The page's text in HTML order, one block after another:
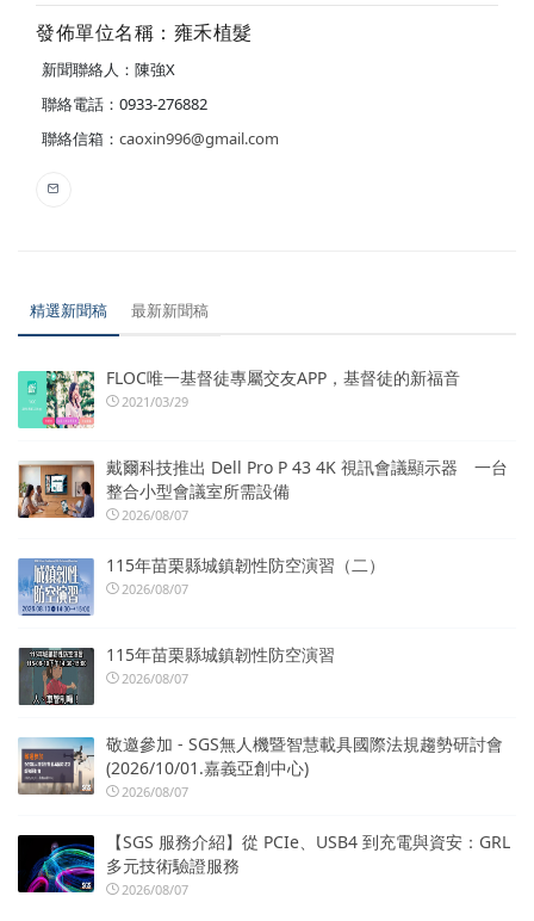
發佈單位名稱：雍禾植髮
新聞聯絡人：陳強X
聯絡電話：0933-276882
聯絡信箱： caoxin996@gmail.com
精選新聞稿 最新新聞稿
FLOC唯一基督徒專屬交友APP，基督徒的新福音
2021/03/29
戴爾科技推出 Dell Pro P 43 4K 視訊會議顯示器 一台
整合小型會議室所需設備
2026/08/07
115年苗栗縣城鎮韌性防空演習（二）
2026/08/07
115年苗栗縣城鎮韌性防空演習
2026/08/07
敬邀參加 - SGS無人機暨智慧載具國際法規趨勢研討會
(2026/10/01.嘉義亞創中心)
2026/08/07
【SGS 服務介紹】從 PCIe、USB4 到充電與資安：GRL
多元技術驗證服務
2026/08/07